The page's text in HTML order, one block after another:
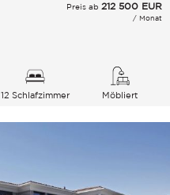
Preis ab 212 500 EUR
/ Monat
12 Schlafzimmer Möbliert